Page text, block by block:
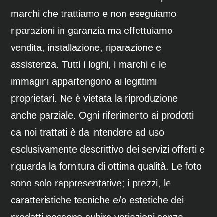
marchi che trattiamo e non eseguiamo
riparazioni in garanzia ma effettuiamo
vendita, installazione, riparazione e
assistenza. Tutti i loghi, i marchi e le
immagini appartengono ai legittimi
proprietari. Ne è vietata la riproduzione
anche parziale. Ogni riferimento ai prodotti
da noi trattati è da intendere ad uso
esclusivamente descrittivo dei servizi offerti e
riguarda la fornitura di ottima qualità. Le foto
sono solo rappresentative; i prezzi, le
caratteristiche tecniche e/o estetiche dei